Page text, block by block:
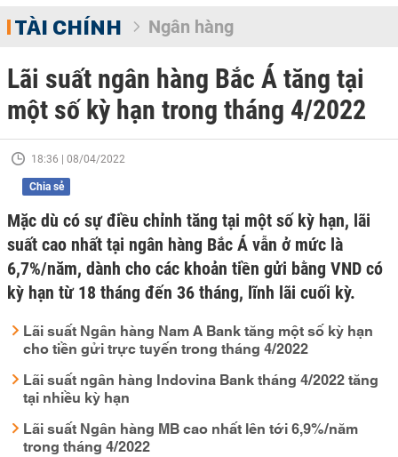
TÀI CHÍNH Ngân hàng
Lãi suất ngân hàng Bắc Á tăng tại
một số kỳ hạn trong tháng 4/2022
18:36 | 08/04/2022
Chia sẻ
Mặc dù có sự điều chỉnh tăng tại một số kỳ hạn, lãi
suất cao nhất tại ngân hàng Bắc Á vẫn ở mức là
6,7%/năm, dành cho các khoản tiền gửi bằng VND có
kỳ hạn từ 18 tháng đến 36 tháng, lĩnh lãi cuối kỳ.
Lãi suất Ngân hàng Nam A Bank tăng một số kỳ hạn
cho tiền gửi trực tuyến trong tháng 4/2022
Lãi suất ngân hàng Indovina Bank tháng 4/2022 tăng
tại nhiều kỳ hạn
Lãi suất Ngân hàng MB cao nhất lên tới 6,9%/năm
trong tháng 4/2022